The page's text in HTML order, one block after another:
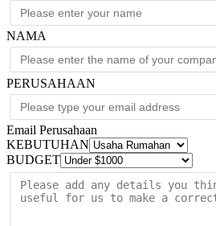
NAMA
PERUSAHAAN
Email Perusahaan
KEBUTUHAN
BUDGET